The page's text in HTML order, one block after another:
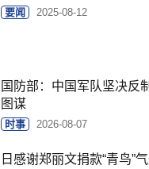
要闻 2025-08-12
国防部：中国军队坚决反
图谋
时事 2026-08-07
日感谢郑丽文捐款“青鸟”